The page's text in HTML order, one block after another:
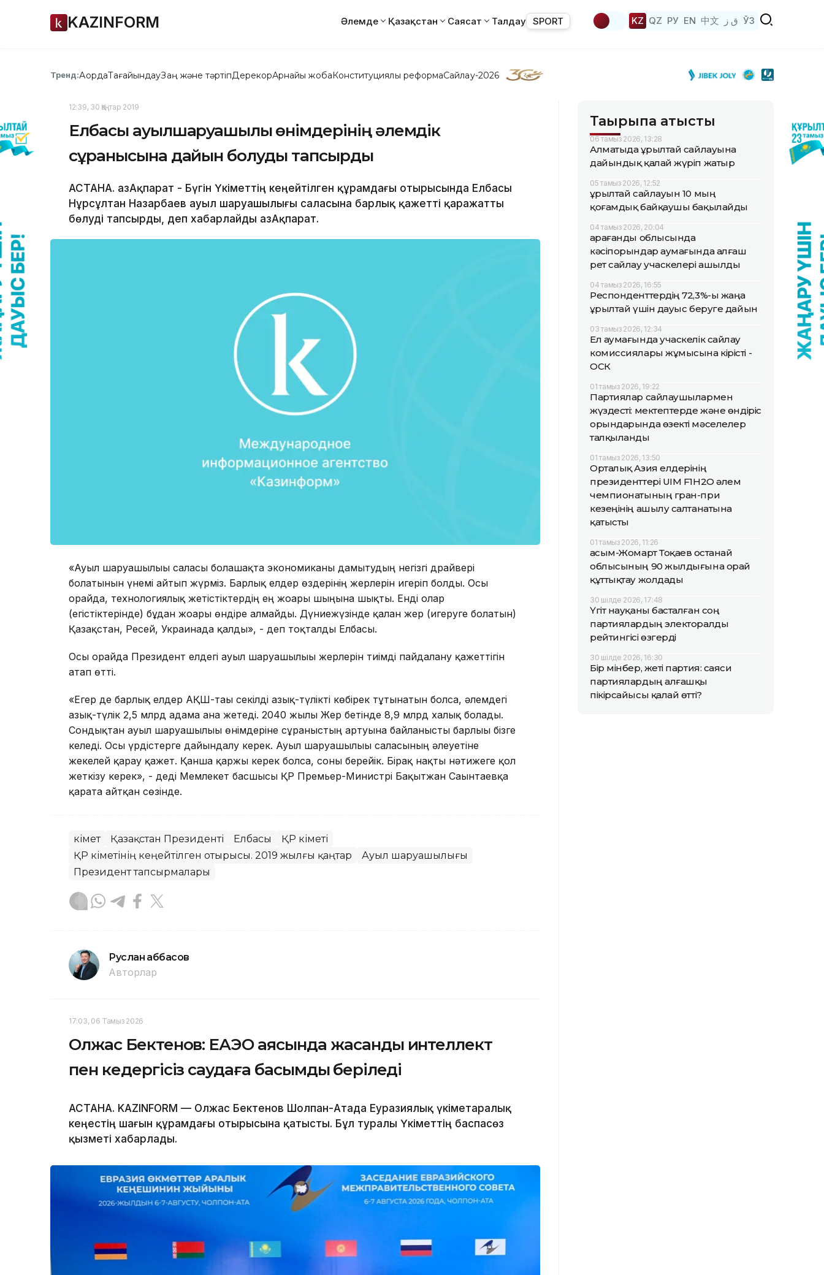
KAZINFORM Әлемде Қазақстан Саясат Талдау SPORT KZ QZ РУ EN 中文 ق ز ЎЗ
Тренд:АқордаТағайындауЗаң және тәртіпДерекқорАрнайы жобаКонституциялық реформаСайлау-2026
12:39, 30 Қаңтар 2019
Елбасы ауылшаруашылық өнімдерінің әлемдік
сұранысына дайын болуды тапсырды
АСТАНА. ҚазАқпарат - Бүгін Үкіметтің кеңейтілген құрамдағы отырысында Елбасы
Нұрсұлтан Назарбаев ауыл шаруашылығы саласына барлық қажетті қаражатты
бөлуді тапсырды, деп хабарлайды ҚазАқпарат.
«Ауыл шаруашылығы саласы болашақта экономиканы дамытудың негізгі драйвері
болатынын үнемі айтып жүрміз. Барлық елдер өздерінің жерлерін игеріп болды. Осы
орайда, технологиялық жетістіктердің ең жоғары шыңына шықты. Енді олар
(егістіктерінде) бұдан жоғары өндіре алмайды. Дүниежүзінде қалған жер (игеруге болатын)
Қазақстан, Ресей, Украинада қалды», - деп тоқталды Елбасы.
Осы орайда Президент елдегі ауыл шаруашылығы жерлерін тиімді пайдалану қажеттігін
атап өтті.
«Егер де барлық елдер АҚШ-тағы секілді азық-түлікті көбірек тұтынатын болса, әлемдегі
азық-түлік 2,5 млрд адамға ғана жетеді. 2040 жылы Жер бетінде 8,9 млрд халық болады.
Сондықтан ауыл шаруашылығы өнімдеріне сұраныстың артуына байланысты барлығы бізге
келеді. Осы үрдістерге дайындалу керек. Ауыл шаруашылығы саласының әлеуетіне
жекелей қарау қажет. Қанша қаржы керек болса, соны берейік. Бірақ нақты нәтижеге қол
жеткізу керек», - деді Мемлекет басшысы ҚР Премьер-Министрі Бақытжан Сағынтаевқа
қарата айтқан сөзінде.
Үкімет Қазақстан Президенті Елбасы
ҚР Үкіметі
ҚР Үкіметінің кеңейтілген отырысы. 2019 жылғы қаңтар
Ауыл шаруашылығы
Президент тапсырмалары
Руслан Ғаббасов
Авторлар
17:03, 06 Тамыз 2026
Олжас Бектенов: ЕАЭО аясында жасанды интеллект
пен кедергісіз саудаға басымдық беріледі
АСТАНА. KAZINFORM — Олжас Бектенов Шолпан-Атада Еуразиялық үкіметаралық
кеңестің шағын құрамдағы отырысына қатысты. Бұл туралы Үкіметтің баспасөз
қызметі хабарлады.
Тақырыпқа қатысты
06 тамыз 2026, 13:28
Алматыда Құрылтай сайлауына
дайындық қалай жүріп жатыр
05 тамыз 2026, 12:52
Құрылтай сайлауын 10 мың
қоғамдық байқаушы бақылайды
04 тамыз 2026, 20:04
Қарағанды облысында
кәсіпорындар аумағында алғаш
рет сайлау учаскелері ашылды
04 тамыз 2026, 16:55
Респонденттердің 72,3%-ы жаңа
Құрылтай үшін дауыс беруге дайын
03 тамыз 2026, 12:34
Ел аумағында учаскелік сайлау
комиссиялары жұмысына кірісті -
ОСК
01 тамыз 2026, 19:22
Партиялар сайлаушылармен
жүздесті: мектептерде және өндіріс
орындарында өзекті мәселелер
талқыланды
01 тамыз 2026, 13:50
Орталық Азия елдерінің
президенттері UIM F1H2O әлем
чемпионатының гран-при
кезеңінің ашылу салтанатына
қатысты
01 тамыз 2026, 11:26
Қасым-Жомарт Тоқаев Қостанай
облысының 90 жылдығына орай
құттықтау жолдады
30 шілде 2026, 17:48
Үгіт науқаны басталған соң
партиялардың электоралды
рейтингісі өзгерді
30 шілде 2026, 16:30
Бір мінбер, жеті партия: саяси
партиялардың алғашқы
пікірсайысы қалай өтті?